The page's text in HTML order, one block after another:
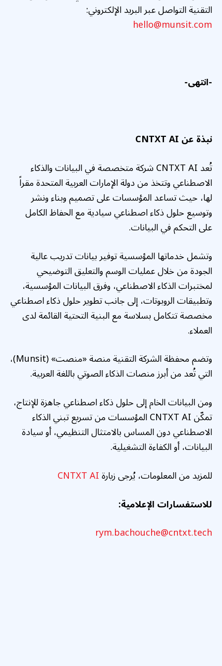
التقنية التواصل عبر البريد الإلكتروني:
hello@munsit.com
-انتهى-
نبذة عنCNTXT AI
تُعد CNTXT AI شركة متخصصة في البيانات والذكاء
الاصطناعي وتتخذ من دولة الإمارات العربية المتحدة مقراً
لها، حيث تساعد المؤسسات على تصميم وبناء ونشر
وتوسيع حلول ذكاء اصطناعي سيادية مع الحفاظ الكامل
على التحكم في البيانات.
وتشمل خدماتها المؤسسية توفير بيانات تدريب عالية
الجودة من خلال عمليات الوسم والتعليق التوضيحي
لمختبرات الذكاء الاصطناعي، وفرق البيانات المؤسسية،
وتطبيقات الروبوتات، إلى جانب تطوير حلول ذكاء اصطناعي
مخصصة تتكامل بسلاسة مع البنية التحتية القائمة لدى
العملاء.
وتضم محفظة الشركة التقنية منصة «منصت» (Munsit)،
التي تُعد من أبرز منصات الذكاء الصوتي باللغة العربية.
ومن البيانات الخام إلى حلول ذكاء اصطناعي جاهزة للإنتاج،
تمكّن CNTXT AI المؤسسات من تسريع تبني الذكاء
الاصطناعي دون المساس بالامتثال التنظيمي، أو سيادة
البيانات، أو الكفاءة التشغيلية.
للمزيد من المعلومات، يُرجى زيارةCNTXT AI
للاستفسارات الإعلامية:
rym.bachouche@cntxt.tech